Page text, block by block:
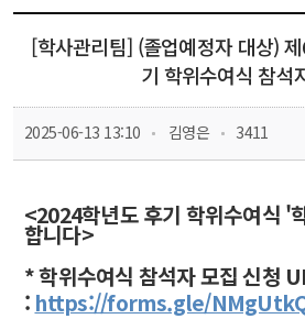
[학사관리팀] (졸업예정자 대상)
기 학위수여식 참석
2025-06-13 13:10 김영은 3411
<2024학년도 후기 학위수여식 '
합니다>
* 학위수여식 참석자 모집 신청
: https://forms.gle/